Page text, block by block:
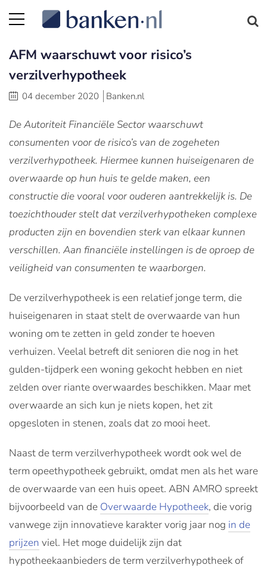
AFM waarschuwt voor risico’s
verzilverhypotheek
04 december 2020 Banken.nl
De Autoriteit Financiële Sector waarschuwt
consumenten voor de risico’s van de zogeheten
verzilverhypotheek. Hiermee kunnen huiseigenaren de
overwaarde op hun huis te gelde maken, een
constructie die vooral voor ouderen aantrekkelijk is. De
toezichthouder stelt dat verzilverhypotheken complexe
producten zijn en bovendien sterk van elkaar kunnen
verschillen. Aan financiële instellingen is de oproep de
veiligheid van consumenten te waarborgen.
De verzilverhypotheek is een relatief jonge term, die
huiseigenaren in staat stelt de overwaarde van hun
woning om te zetten in geld zonder te hoeven
verhuizen. Veelal betreft dit senioren die nog in het
gulden-tijdperk een woning gekocht hebben en niet
zelden over riante overwaardes beschikken. Maar met
overwaarde an sich kun je niets kopen, het zit
opgesloten in stenen, zoals dat zo mooi heet.
Naast de term verzilverhypotheek wordt ook wel de
term opeethypotheek gebruikt, omdat men als het ware
de overwaarde van een huis opeet. ABN AMRO spreekt
bijvoorbeeld van de Overwaarde Hypotheek, die vorig
vanwege zijn innovatieve karakter vorig jaar nog in de
prijzen viel. Het moge duidelijk zijn dat
hypotheekaanbieders de term verzilverhypotheek of